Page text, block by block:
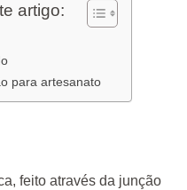
artigo:
para artesanato
feito através da junção